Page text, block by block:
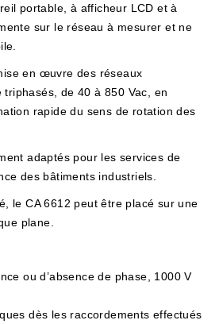
portable, à afficheur LCD et à
sur le réseau à mesurer et ne
en œuvre des réseaux
triphasés, de 40 à 850 Vac, en
rapide du sens de rotation des
adaptés pour les services de
des bâtiments industriels.
le CA 6612 peut être placé sur une
plane.
ou d’absence de phase, 1000 V
dès les raccordements effectués